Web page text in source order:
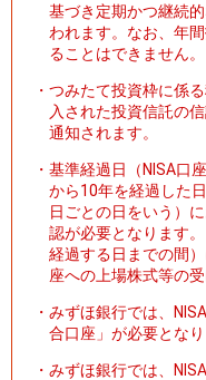
基づき定期かつ継続
われます。なお、年
ることはできません。
・ つみたて投資枠に係
入された投資信託の
通知されます。
・ 基準経過日（NISA口
から10年を経過した
日ごとの日をいう）
認が必要となります
経過する日までの間
座への上場株式等の
・ みずほ銀行では、
合口座」が必要となり
・ みずほ銀行では、